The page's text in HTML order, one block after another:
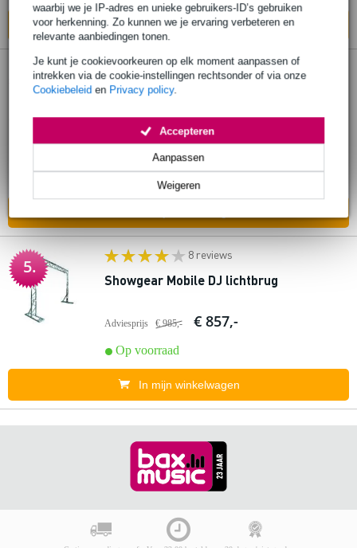
waarbij we je IP-adres en unieke gebruikers-ID’s gebruiken
voor herkenning. Zo kunnen we je ervaring verbeteren en
relevante aanbiedingen tonen.
Je kunt je cookievoorkeuren op elk moment aanpassen of
intrekken via de cookie-instellingen rechtsonder of via onze
Cookiebeleid en Privacy policy.
Weigeren
Aanpassen
Accepteren
In mijn winkelwagen
4.
4 reviews
Innox DJ-TRUSS ACC-2 accessoirepakket
€ 109,-
5.
8 reviews
Showgear Mobile DJ lichtbrug
Adviesprijs € 985,- € 857,-
Op voorraad
In mijn winkelwagen